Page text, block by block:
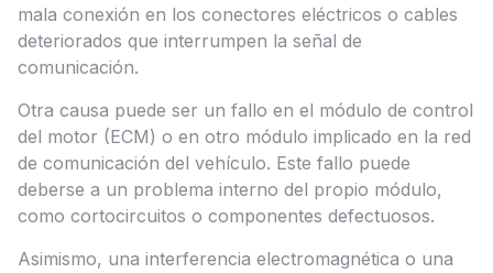
mala conexión en los conectores eléctricos o cables
deteriorados que interrumpen la señal de
comunicación.
Otra causa puede ser un fallo en el módulo de control
del motor (ECM) o en otro módulo implicado en la red
de comunicación del vehículo. Este fallo puede
deberse a un problema interno del propio módulo,
como cortocircuitos o componentes defectuosos.
Asimismo, una interferencia electromagnética o una